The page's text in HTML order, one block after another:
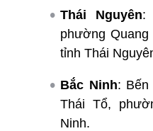
Thái Nguyên:
phường Quang
tỉnh Thái
Bắc Ninh:
Thái Tổ,
Ninh.